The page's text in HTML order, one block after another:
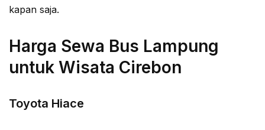
kapan saja.
Harga Sewa Bus Lampung
untuk Wisata Cirebon
Toyota Hiace